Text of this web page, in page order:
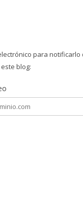
para notificarlo
blog: